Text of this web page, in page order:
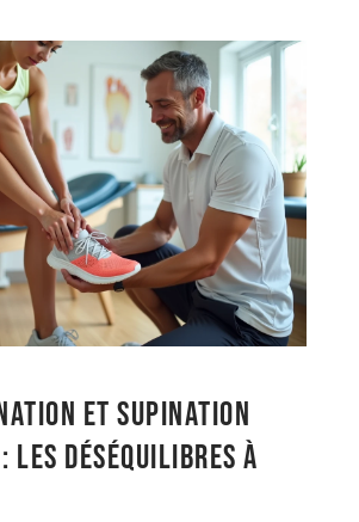
et supination
les déséquilibres à